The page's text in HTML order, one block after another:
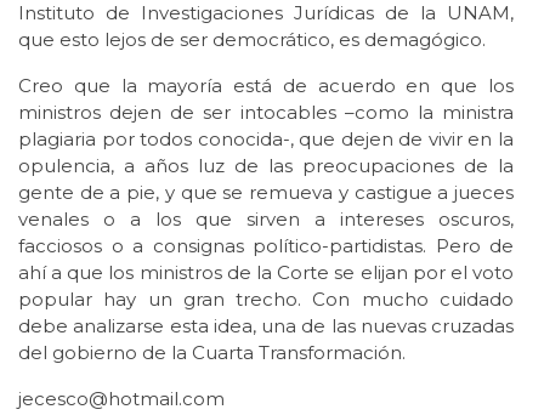
Instituto de Investigaciones Jurídicas de la UNAM,
que esto lejos de ser democrático, es demagógico.
Creo que la mayoría está de acuerdo en que los
ministros dejen de ser intocables –como la ministra
plagiaria por todos conocida-, que dejen de vivir en la
opulencia, a años luz de las preocupaciones de la
gente de a pie, y que se remueva y castigue a jueces
venales o a los que sirven a intereses oscuros,
facciosos o a consignas político-partidistas. Pero de
ahí a que los ministros de la Corte se elijan por el voto
popular hay un gran trecho. Con mucho cuidado
debe analizarse esta idea, una de las nuevas cruzadas
del gobierno de la Cuarta Transformación.
jecesco@hotmail.com